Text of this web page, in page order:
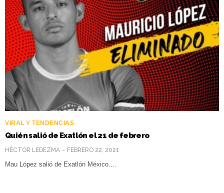
VIRAL Y TENDENCIAS
Quién salió de Exatlón el 21 de febrero
HÉCTOR LEDEZMA FEBRERO 22, 2021
Mau López salió de Exatlón México.…